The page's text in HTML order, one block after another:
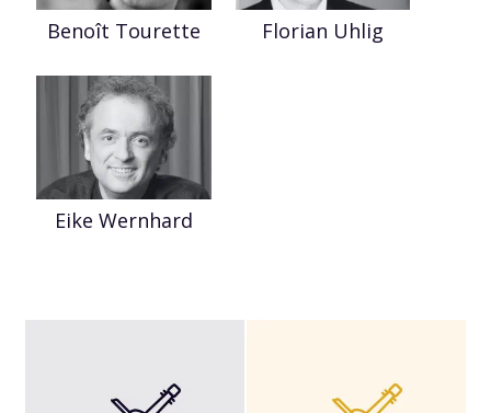
Benoît Tourette Florian Uhlig
Eike Wernhard